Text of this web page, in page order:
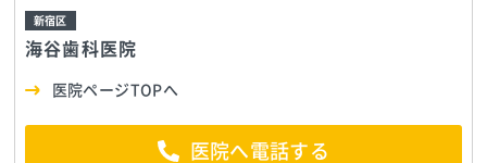
海谷歯科医院
新宿区
医院ページTOPへ
医院へ電話する